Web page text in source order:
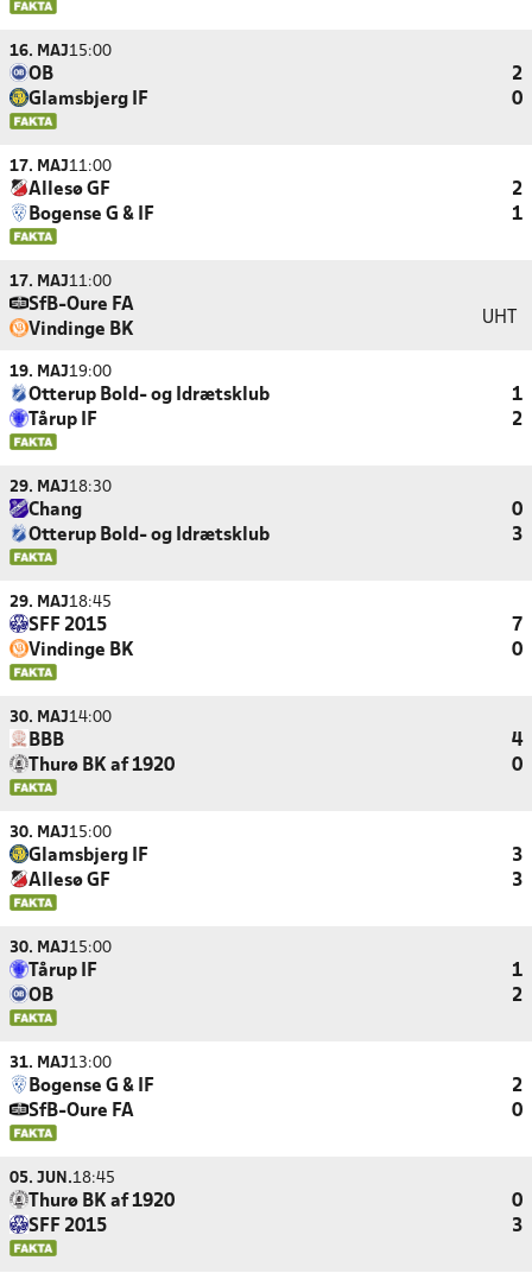
16. MAJ15:00
OB
2
Glamsbjerg IF
0
17. MAJ11:00
Allesø GF
2
Bogense G & IF
1
17. MAJ11:00
SfB-Oure FA
Vindinge BK
UHT
19. MAJ19:00
Otterup Bold- og Idrætsklub
1
Tårup IF
2
29. MAJ18:30
Chang
0
Otterup Bold- og Idrætsklub
3
29. MAJ18:45
SFF 2015
7
Vindinge BK
0
30. MAJ14:00
BBB
4
Thurø BK af 1920
0
30. MAJ15:00
Glamsbjerg IF
3
Allesø GF
3
30. MAJ15:00
Tårup IF
1
OB
2
31. MAJ13:00
Bogense G & IF
2
SfB-Oure FA
0
05. JUN.18:45
Thurø BK af 1920
0
SFF 2015
3